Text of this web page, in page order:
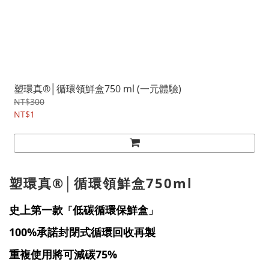
塑環真®│循環領鮮盒750 ml (一元體驗)
NT$300
NT$1
塑環真®│循環領鮮盒750ml
史上第一款 「低碳循環保鮮盒 」
100%承諾封閉式循環回收再製
重複使用將可減碳75%